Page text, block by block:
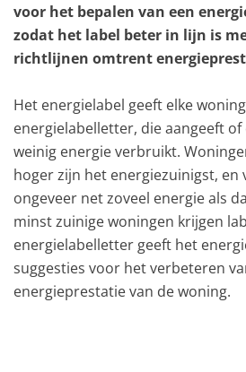
voor het bepalen van een
zodat het label beter in lijn is
richtlijnen omtrent
Het energielabel geeft elke
energielabelletter, die aangeeft
weinig energie verbruikt.
hoger zijn het energiezuinigst, en
ongeveer net zoveel energie als
minst zuinige woningen krijgen
energielabelletter geeft het
suggesties voor het verbeteren
energieprestatie van de woning.